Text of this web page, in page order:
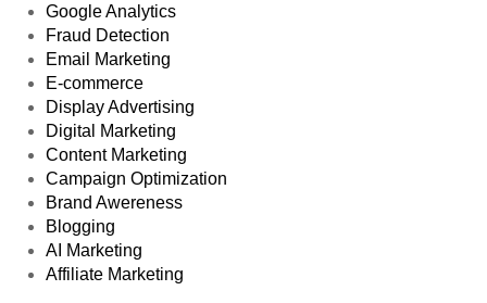
Google Analytics
Fraud Detection
Email Marketing
E-commerce
Display Advertising
Digital Marketing
Content Marketing
Campaign Optimization
Brand Awereness
Blogging
AI Marketing
Affiliate Marketing